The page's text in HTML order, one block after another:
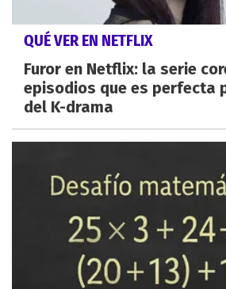
QUÉ VER EN NETFLIX
Furor en Netflix: la serie
episodios que es perfecta
del K-drama